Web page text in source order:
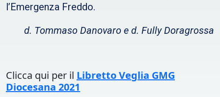
l’Emergenza Freddo.
d. Tommaso Danovaro e d. Fully Doragrossa
Clicca qui per il Libretto Veglia GMG
Diocesana 2021